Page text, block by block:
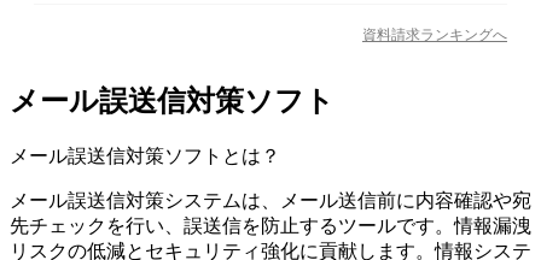
資料請求ランキングへ
メール誤送信対策ソフト
メール誤送信対策ソフト とは？
メール誤送信対策システムは、メール送信前に内容確認や宛
先チェックを行い、誤送信を防止するツールです。情報漏洩
リスクの低減とセキュリティ強化に貢献します。情報システ